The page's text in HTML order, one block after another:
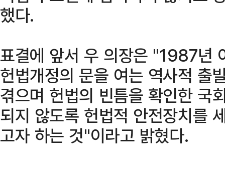
했다.
표결에 앞서 우 의장은 "1987년
헌법개정의 문을 여는 역사적 출
겪으며 헌법의 빈틈을 확인한 국
되지 않도록 헌법적 안전장치를
고자 하는 것"이라고 밝혔다.